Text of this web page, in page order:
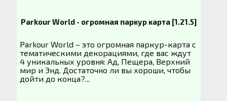
Parkour World - огромная паркур карта [1.21.5]
Parkour World – это огромная паркур-карта с
тематическими декорациями, где вас ждут
4 уникальных уровня: Ад, Пещера, Верхний
мир и Энд. Достаточно ли вы хороши, чтобы
дойти до конца?...